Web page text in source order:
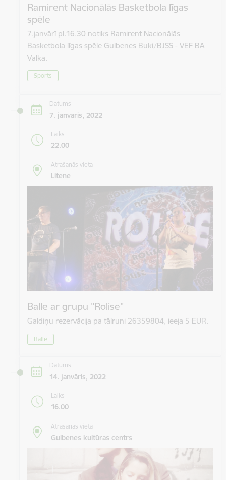
Ramirent Nacionālās Basketbola līgas
spēle
7.janvārī pl.16.30 notiks Ramirent Nacionālās
Basketbola līgas spēle Gulbenes Buki/BJSS - VEF BA
Valkā.
Sports
Datums
7. janvāris, 2022
Laiks
22.00
Atrašanās vieta
Litene
Balle ar grupu "Rolise"
Galdiņu rezervācija pa tālruni 26359804, ieeja 5 EUR.
Balle
Datums
14. janvāris, 2022
Laiks
16.00
Atrašanās vieta
Gulbenes kultūras centrs